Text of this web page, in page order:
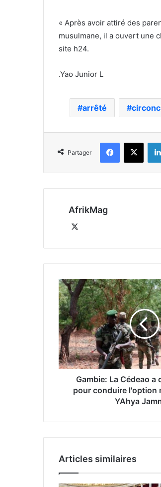
« Après avoir attiré des
musulmane, il a ouvert une
site h24.
.Yao Junior L
arrêté
Partager
Facebook
X
AfrikMag
Gambie: La Cédeao a
pour conduire l'option
YAhya
Articles similaires